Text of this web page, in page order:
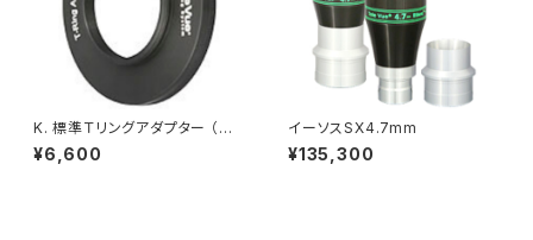
K. 標準Ｔリングアダプター （光
路長1.5mm）
¥6,600
イーソスSX4.7mm
¥135,300